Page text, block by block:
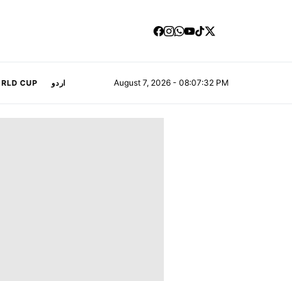
CUP اردو August 7, 2026 - 08:07:33 PM